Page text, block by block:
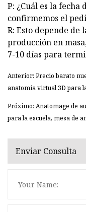
P: ¿Cuál es la fecha
confirmemos el
R: Esto depende
producción en
7-10 días para
Anterior: Precio barato
anatomía virtual 3D para
Próximo: Anatomage de
para la escuela, mesa de
Enviar Consulta